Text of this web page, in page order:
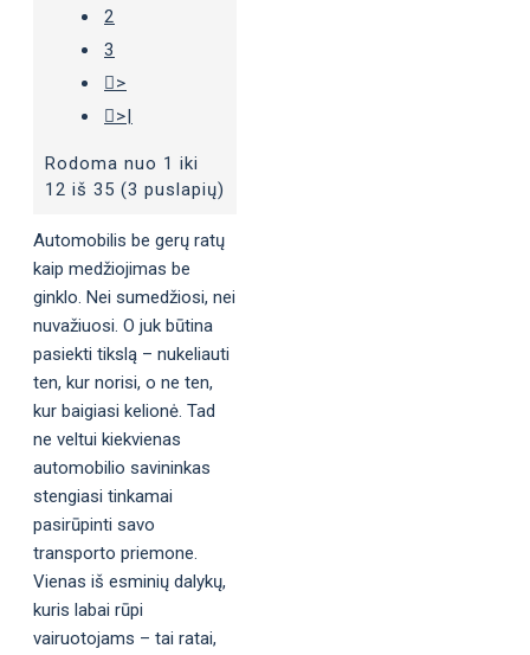
2
3
>
>|
Rodoma nuo 1 iki
12 iš 35 (3 puslapių)
Automobilis be gerų ratų
kaip medžiojimas be
ginklo. Nei sumedžiosi, nei
nuvažiuosi. O juk būtina
pasiekti tikslą – nukeliauti
ten, kur norisi, o ne ten,
kur baigiasi kelionė. Tad
ne veltui kiekvienas
automobilio savininkas
stengiasi tinkamai
pasirūpinti savo
transporto priemone.
Vienas iš esminių dalykų,
kuris labai rūpi
vairuotojams – tai ratai,